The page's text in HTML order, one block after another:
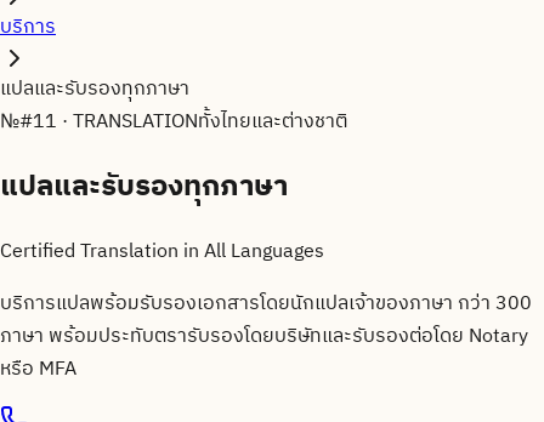
บริการ
แปลและรับรองทุกภาษา
№#11 · TRANSLATIONทั้งไทยและต่างชาติ
แปลและรับรองทุกภาษา
Certified Translation in All Languages
บริการแปลพร้อมรับรองเอกสารโดยนักแปลเจ้าของภาษา กว่า 300
ภาษา พร้อมประทับตรารับรองโดยบริษัทและรับรองต่อโดย Notary
หรือ MFA